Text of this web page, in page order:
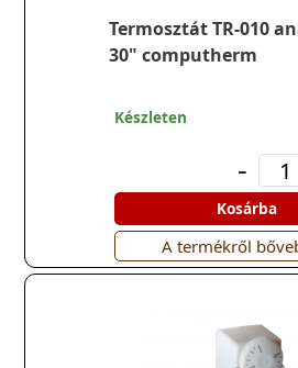
Termosztát TR-010
30" computherm
Készleten
-
Kosárba
A termékről